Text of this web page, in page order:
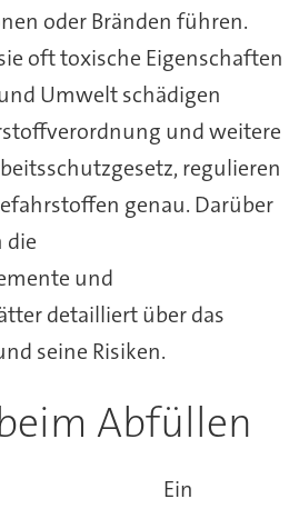
oder Bränden führen.
oft toxische Eigenschaften
Umwelt schädigen
und weitere
regulieren
genau. Darüber
die
und
detailliert über das
seine Risiken.
Abfüllen
Ein